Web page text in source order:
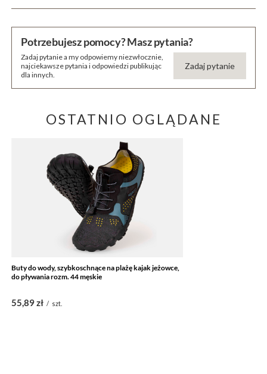
Potrzebujesz pomocy? Masz pytania?
Zadaj pytanie a my odpowiemy niezwłocznie,
najciekawsze pytania i odpowiedzi publikując
dla innych.
Zadaj pytanie
OSTATNIO OGLĄDANE
Buty do wody, szybkoschnące na plażę kajak jeżowce,
do pływania rozm. 44 męskie
55,89 zł / szt.